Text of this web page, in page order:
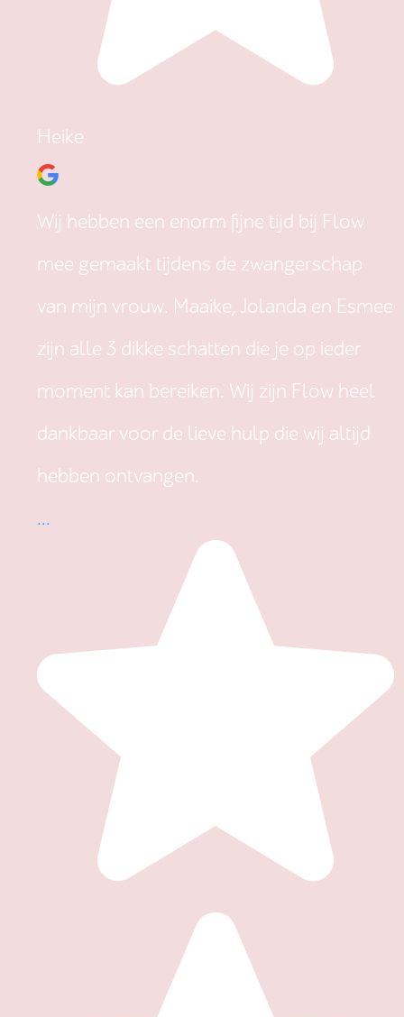
Heike
Wij hebben een enorm fijne tijd bij Flow
mee gemaakt tijdens de zwangerschap
van mijn vrouw. Maaike, Jolanda en Esmee
zijn alle 3 dikke schatten die je op ieder
moment kan bereiken. Wij zijn Flow heel
dankbaar voor de lieve hulp die wij altijd
hebben ontvangen.
...